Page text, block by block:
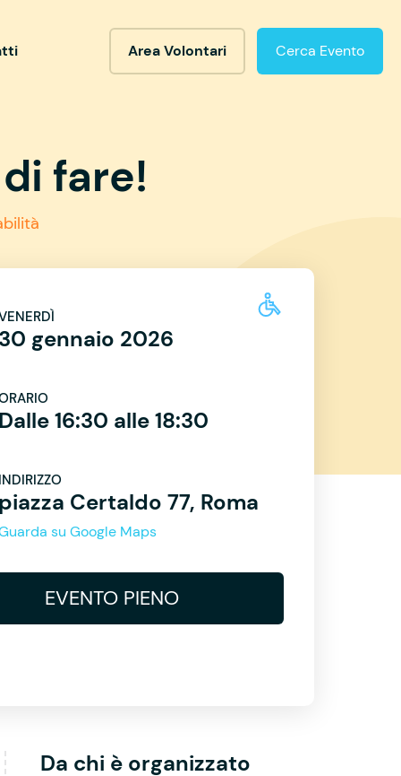
Area Volontari Cerca Evento
fare!
gennaio 2026
16:30 alle 18:30
Certaldo 77, Roma
su Google Maps
EVENTO PIENO
Da chi è organizzato